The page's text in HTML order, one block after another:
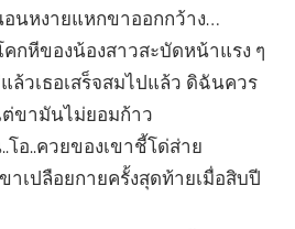
นหงายแหกขาออกกว้าง…
กหีของน้องสาวสะบัดหน้าแรง ๆ
ล้วเธอเสร็จสมไปแล้ว ดิฉันควร
ขามันไม่ยอมก้าว
โอ..ควยของเขาชี้โด่ส่าย
าเปลือยกายครั้งสุดท้ายเมื่อสิบปี